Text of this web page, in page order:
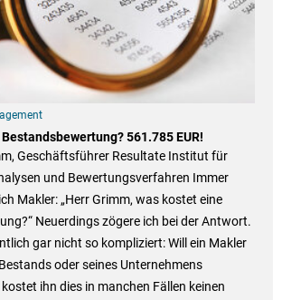
561.785 EUR!
Geschäftsführer Resultate Institut für
und Bewertungsverfahren Immer
Makler: „Herr Grimm, was kostet eine
Neuerdings zögere ich bei der Antwort.
gar nicht so kompliziert: Will ein Makler
oder seines Unternehmens
ihn dies in manchen Fällen keinen